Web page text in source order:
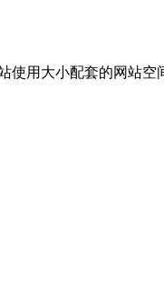
用大小配套的网站